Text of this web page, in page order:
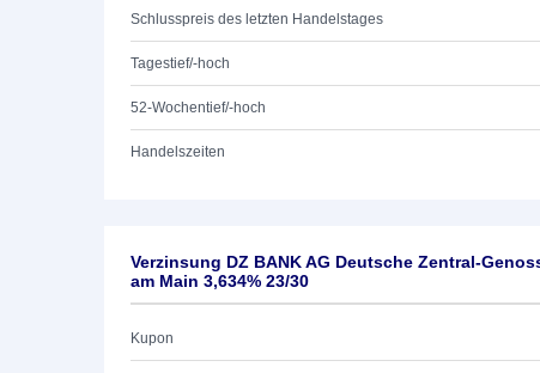
Schlusspreis des letzten Handelstages
Tagestief/-hoch
52-Wochentief/-hoch
Handelszeiten
Verzinsung DZ BANK AG Deutsche Zentral-
am Main 3,634% 23/30
Kupon